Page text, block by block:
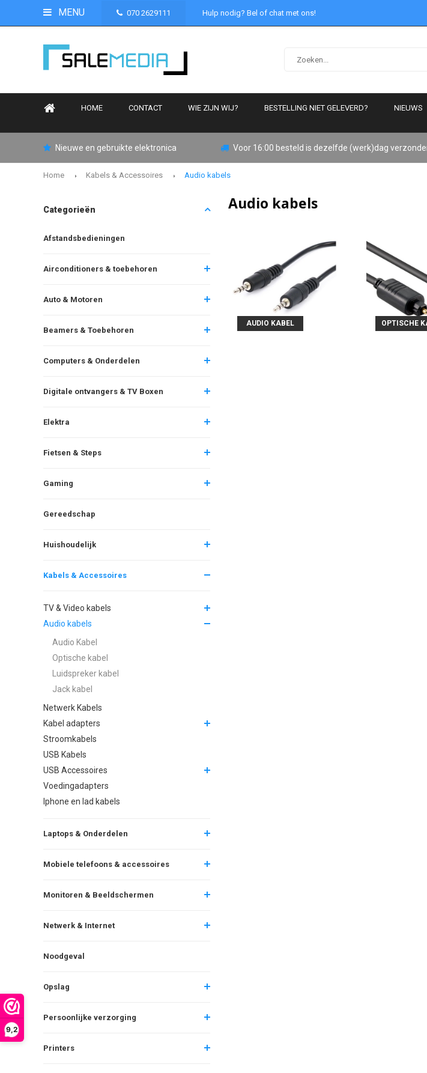
9,2
MENU 070 2629111 Hulp nodig? Bel of chat met ons!
HOME CONTACT WIE ZIJN WIJ? BESTELLING NIET GELEVERD? NIEUWS
Nieuwe en gebruikte elektronica Voor 16:00 besteld is dezelfde (werk)dag
Home Kabels & Accessoires Audio kabels
Categorieën
Afstandsbedieningen
Airconditioners & toebehoren
Auto & Motoren
Beamers & Toebehoren
Computers & Onderdelen
Digitale ontvangers & TV Boxen
Elektra
Fietsen & Steps
Gaming
Gereedschap
Huishoudelijk
Kabels & Accessoires
TV & Video kabels
Audio kabels
Audio Kabel
Optische kabel
Luidspreker kabel
Jack kabel
Netwerk Kabels
Kabel adapters
Stroomkabels
USB Kabels
USB Accessoires
Voedingadapters
Iphone en Iad kabels
Laptops & Onderdelen
Mobiele telefoons & accessoires
Monitoren & Beeldschermen
Netwerk & Internet
Noodgeval
Opslag
Persoonlijke verzorging
Printers
Audio kabels
AUDIO KABEL OPTISCHE